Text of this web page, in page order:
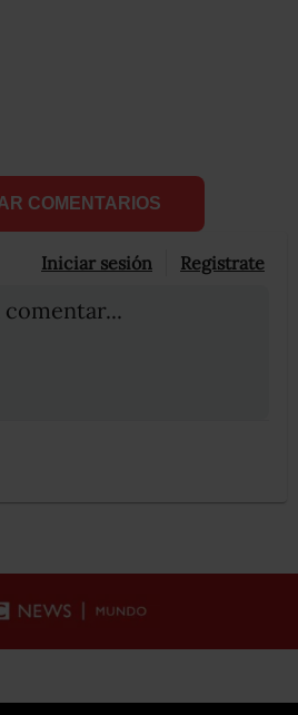
COMENTARIOS
Iniciar sesión Registrate